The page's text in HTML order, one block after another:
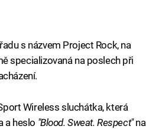
s názvem Project Rock, na
specializovaná na poslech při
Wireless sluchátka, která
a heslo "Blood. Sweat. Respect"na